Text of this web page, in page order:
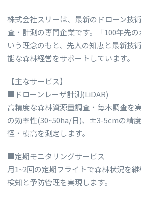
株式会社スリーは、最新のドローン技
査・計測の専門企業です。「100年先
いう理念のもと、先人の知恵と最新技
能な森林経営をサポートしています。
【主なサービス】
■ドローンレーザ計測(LiDAR)
高精度な森林資源量調査・毎木調査を
の効率性(30~50ha/日)、±3-5cmの精
径・樹高を測定します。
■定期モニタリングサービス
月1~2回の定期フライトで森林状況を
検知と予防管理を実現します。